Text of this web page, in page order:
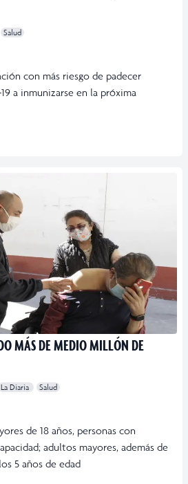
Salud
con más riesgo de padecer
a inmunizarse en la próxima
MÁS DE MEDIO MILLÓN DE
La Diaria
Salud
de 18 años, personas con
adultos mayores, además de
5 años de edad